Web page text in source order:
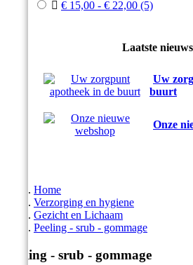
 € 15,00 - € 22,00 (5)
Laatste nieuws
Uw
buurt
Onze
Home
Verzorging en hygiene
Gezicht en Lichaam
Peeling - srub - gommage
Peeling - srub - gommage